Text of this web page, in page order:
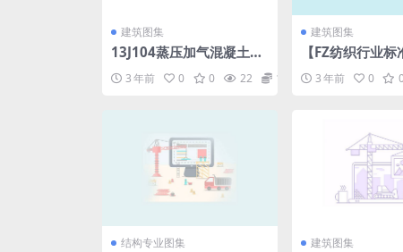
建筑图集
13J104蒸压加气混凝土砌
3 年前 0 0 22 1.98
建筑图集
【FZ纺织行业标
机用圆柱形筒管
3 年前 0
结构专业图集 建筑图集